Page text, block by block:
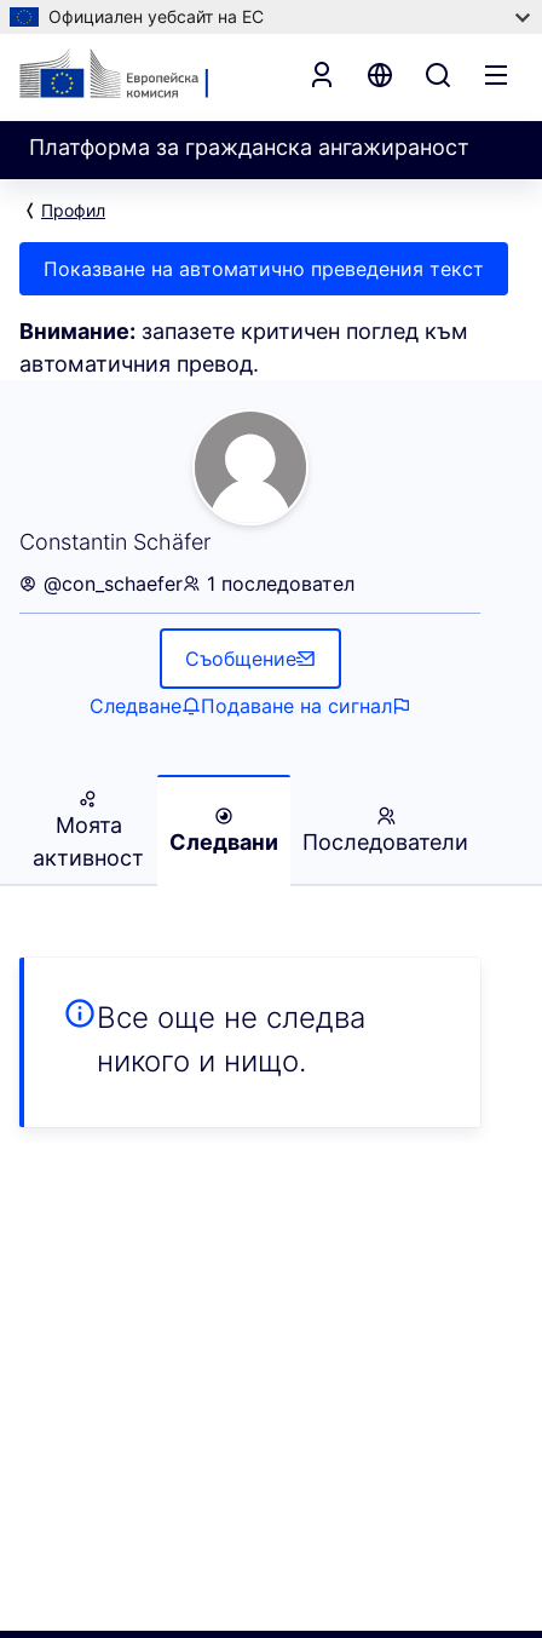
Официален уебсайт на ЕС
Платформа за гражданска ангажираност
Профил
Показване на автоматично преведения текст
Внимание: запазете критичен поглед към
автоматичния превод.
Constantin Schäfer
Следвани (Constantin Schäfer)
@con_schaefer 1 последовател
Съобщение
Следване
Подаване на сигнал
Моята
активност
Следвани Последователи
Все още не следва
никого и нищо.